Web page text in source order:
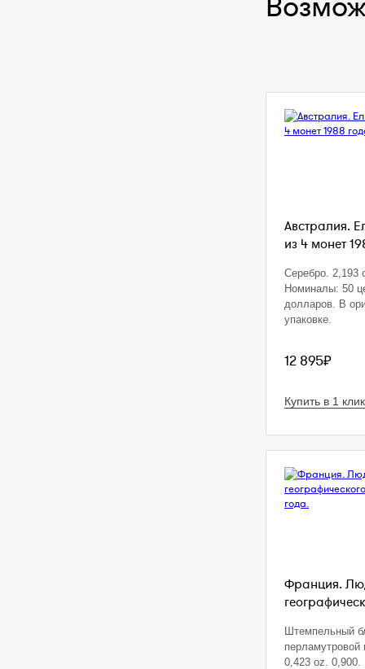
Австралия.
из 4 монет
Серебро. 2,193
Номиналы: 50
долларов. В
упаковке.
12 895₽
Купить в 1 клик
Франция.
Штемпельный
перламутровой
0,423 oz. 0,900.